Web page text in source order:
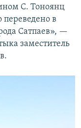
С. Тоноянц
в
Сатпаев», —
заместитель